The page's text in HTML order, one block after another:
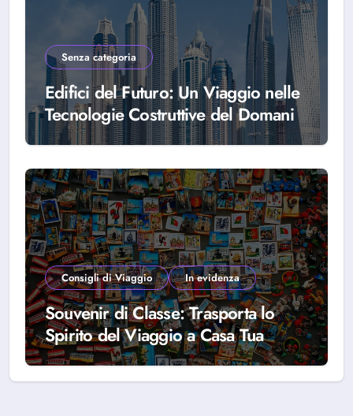
Senza categoria
Edifici del Futuro: Un Viaggio nelle
Tecnologie Costruttive del Domani
Consigli di Viaggio In evidenza
Souvenir di Classe: Trasporta lo
Spirito del Viaggio a Casa Tua